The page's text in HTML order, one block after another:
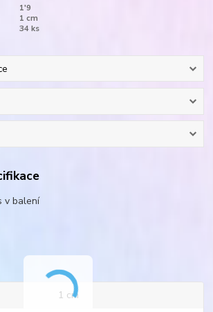
1'9
1 cm
34 ks
v balení
1 cm